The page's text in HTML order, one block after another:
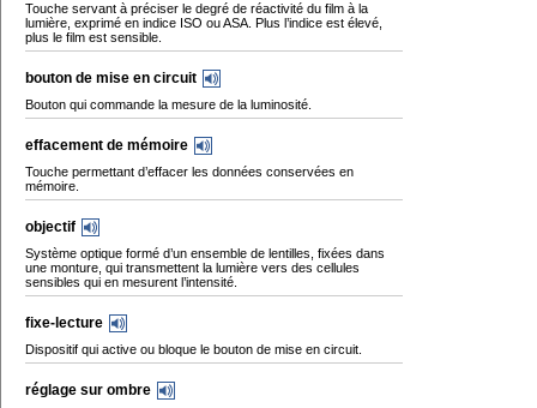
Touche servant à préciser le degré de réactivité du film à la
lumière, exprimé en indice ISO ou ASA. Plus l’indice est élevé,
plus le film est sensible.
bouton de mise en circuit
Bouton qui commande la mesure de la luminosité.
effacement de mémoire
Touche permettant d’effacer les données conservées en
mémoire.
objectif
Système optique formé d’un ensemble de lentilles, fixées dans
une monture, qui transmettent la lumière vers des cellules
sensibles qui en mesurent l’intensité.
fixe-lecture
Dispositif qui active ou bloque le bouton de mise en circuit.
réglage sur ombre